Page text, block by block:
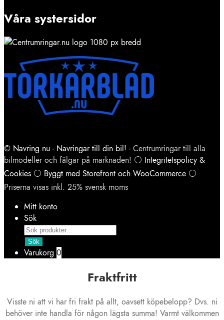
Våra systersidor
© Navring.nu - Navringar till din bil! - Centrumringar till alla
bilmodeller och fälgar på marknaden! ⚪ Integritetspolicy &
Cookies ⚪ Byggt med Storefront och WooCommerce ⚪
Priserna visas inkl. 25% svensk moms
Mitt konto
Sök
Products
search
Sök
Varukorg 0
Fraktfritt
Visste ni att vi har fri frakt på allt, oavsett köpebelopp? Dvs. ni
behöver inte handla för någon lägsta summa! Varmt välkommen